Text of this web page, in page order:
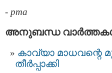
- pma
അനുബന്ധ
കാവ്യാ മാധവന്റെ
തീർപ്പാക്കി